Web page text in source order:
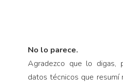
No lo parece.
Agradezco que lo digas,
datos técnicos que resumí